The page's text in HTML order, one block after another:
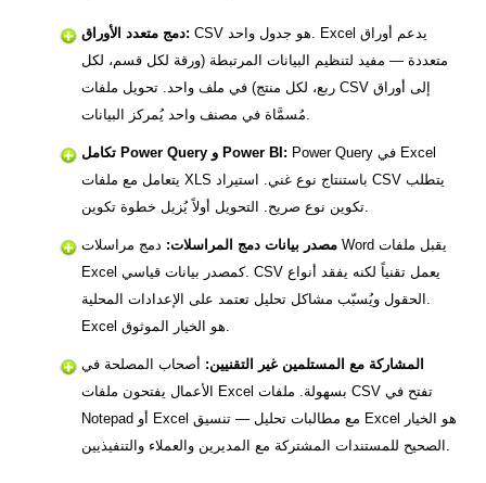
دمج متعدد الأوراق: CSV هو جدول واحد. Excel يدعم أوراق
متعددة — مفيد لتنظيم البيانات المرتبطة (ورقة لكل قسم، لكل
ربع، لكل منتج) في ملف واحد. تحويل ملفات CSV إلى أوراق
تكامل Power Query و Power BI: Power Query في Excel
يتعامل مع ملفات XLS باستنتاج نوع غني. استيراد CSV يتطلب
مصدر بيانات دمج المراسلات: دمج مراسلات Word يقبل ملفات
Excel كمصدر بيانات قياسي. CSV يعمل تقنياً لكنه يفقد أنواع
الحقول ويُسبّب مشاكل تحليل تعتمد على الإعدادات المحلية.
المشاركة مع المستلمين غير التقنيين: أصحاب المصلحة في
الأعمال يفتحون ملفات Excel بسهولة. ملفات CSV تفتح في
Notepad أو Excel مع مطالبات تحليل — تنسيق Excel هو الخيار